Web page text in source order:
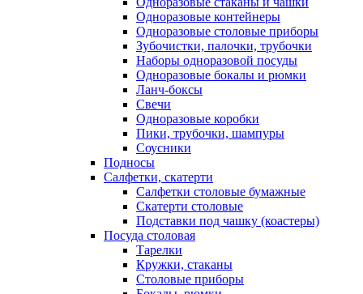
Одноразовые контейнеры
Одноразовые столовые приборы
Зубочистки, палочки, трубочки
Наборы одноразовой посуды
Одноразовые бокалы и рюмки
Ланч-боксы
Свечи
Одноразовые коробки
Пики, трубочки, шампуры
Соусники
Подносы
Салфетки, скатерти
Салфетки столовые бумажные
Скатерти столовые
Подставки под чашку (коастеры)
Посуда столовая
Тарелки
Кружки, стаканы
Столовые приборы